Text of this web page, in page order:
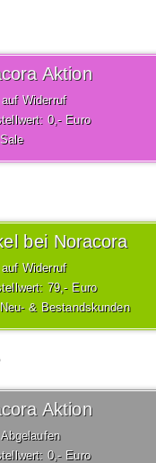
Aktion
Widerruf
0,- Euro
bei Noracora
Widerruf
79,- Euro
& Bestandskunden
Aktion
0,- Euro